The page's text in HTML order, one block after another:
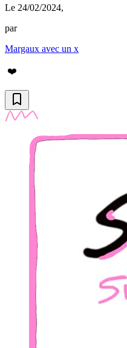
Le 24/02/2024,
par
Margaux avec un x
❤️